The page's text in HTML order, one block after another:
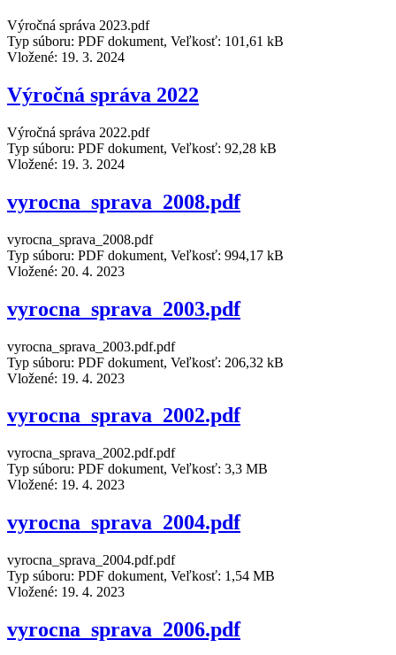
Výročná správa 2023.pdf
Typ súboru: PDF dokument, Veľkosť: 101,61 kB
Vložené: 19. 3. 2024
Výročná správa 2022
Výročná správa 2022.pdf
Typ súboru: PDF dokument, Veľkosť: 92,28 kB
Vložené: 19. 3. 2024
vyrocna_sprava_2008.pdf
vyrocna_sprava_2008.pdf
Typ súboru: PDF dokument, Veľkosť: 994,17 kB
Vložené: 20. 4. 2023
vyrocna_sprava_2003.pdf
vyrocna_sprava_2003.pdf.pdf
Typ súboru: PDF dokument, Veľkosť: 206,32 kB
Vložené: 19. 4. 2023
vyrocna_sprava_2002.pdf
vyrocna_sprava_2002.pdf.pdf
Typ súboru: PDF dokument, Veľkosť: 3,3 MB
Vložené: 19. 4. 2023
vyrocna_sprava_2004.pdf
vyrocna_sprava_2004.pdf.pdf
Typ súboru: PDF dokument, Veľkosť: 1,54 MB
Vložené: 19. 4. 2023
vyrocna_sprava_2006.pdf